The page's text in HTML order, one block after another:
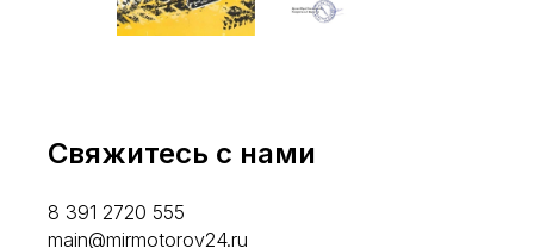
Свяжитесь с нами
8 391 2720 555
main@mirmotorov24.ru